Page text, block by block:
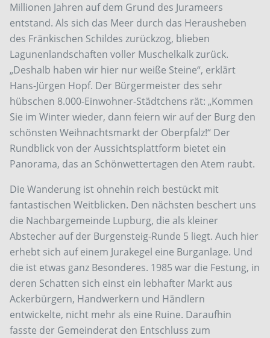
Millionen Jahren auf dem Grund des Jurameers
entstand. Als sich das Meer durch das Herausheben
des Fränkischen Schildes zurückzog, blieben
Lagunenlandschaften voller Muschelkalk zurück.
„Deshalb haben wir hier nur weiße Steine“, erklärt
Hans-Jürgen Hopf. Der Bürgermeister des sehr
hübschen 8.000-Einwohner-Städtchens rät: „Kommen
Sie im Winter wieder, dann feiern wir auf der Burg den
schönsten Weihnachtsmarkt der Oberpfalz!“ Der
Rundblick von der Aussichtsplattform bietet ein
Panorama, das an Schönwettertagen den Atem raubt.
Die Wanderung ist ohnehin reich bestückt mit
fantastischen Weitblicken. Den nächsten beschert uns
die Nachbargemeinde Lupburg, die als kleiner
Abstecher auf der Burgensteig-Runde 5 liegt. Auch hier
erhebt sich auf einem Jurakegel eine Burganlage. Und
die ist etwas ganz Besonderes. 1985 war die Festung, in
deren Schatten sich einst ein lebhafter Markt aus
Ackerbürgern, Handwerkern und Händlern
entwickelte, nicht mehr als eine Ruine. Daraufhin
fasste der Gemeinderat den Entschluss zum